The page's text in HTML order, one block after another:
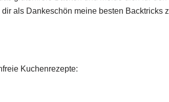
als Dankeschön meine besten Backtricks
Kuchenrezepte: